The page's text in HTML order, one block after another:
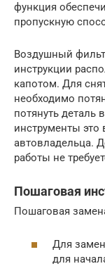
функция
пропускную
Воздушный
инструкции
капотом. Для
необходимо
потянуть деталь
инструменты это
автовладельца.
работы не
Пошаговая
Пошаговая
Для
для